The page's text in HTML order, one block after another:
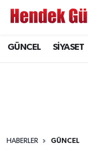
GÜNCEL SİYASET
HABERLER GÜNCEL
Sakarya Hava
Süper Lig Puan